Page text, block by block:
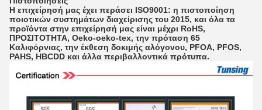
Η επιχείρησή μας έχει περάσει ISO9001: η πιστοποίηση
ποιοτικών συστημάτων διαχείρισης του 2015, και όλα τα
προϊόντα στην επιχείρησή μας είναι μέχρι RoHS,
ΠΡΟΣΙΤΟΤΗΤΑ, Oeko-oeko-tex, την πρόταση 65
Καλιφόρνιας, την έκθεση δοκιμής αλόγονου, PFOA, PFOS,
PAHS, HBCDD και άλλα περιβαλλοντικά πρότυπα.